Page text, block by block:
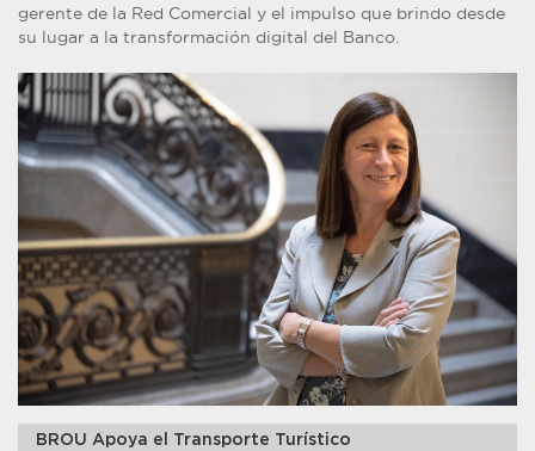
gerente de la Red Comercial y el impulso que brindo desde
su lugar a la transformación digital del Banco.
BROU Apoya el Transporte Turístico